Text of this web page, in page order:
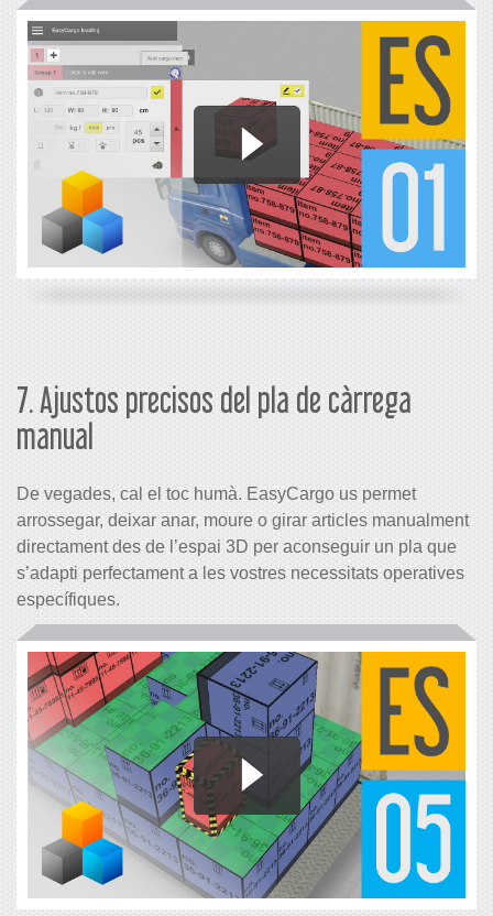
7. Ajustos precisos del pla de càrrega
manual
De vegades, cal el toc humà. EasyCargo us permet
arrossegar, deixar anar, moure o girar articles manualment
directament des de l’espai 3D per aconseguir un pla que
s’adapti perfectament a les vostres necessitats operatives
específiques.